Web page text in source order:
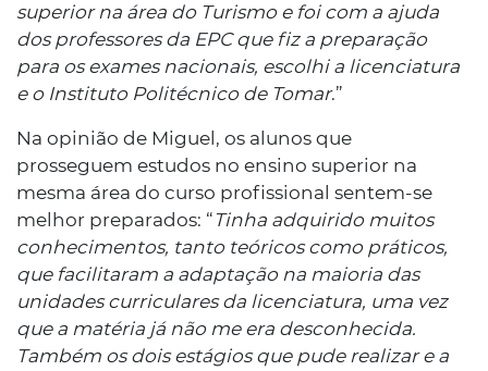
superior na área do Turismo e foi com a ajuda
dos professores da EPC que fiz a preparação
para os exames nacionais, escolhi a licenciatura
e o Instituto Politécnico de Tomar.”
Na opinião de Miguel, os alunos que
prosseguem estudos no ensino superior na
mesma área do curso profissional sentem-se
melhor preparados: “ Tinha adquirido muitos
conhecimentos, tanto teóricos como práticos,
que facilitaram a adaptação na maioria das
unidades curriculares da licenciatura, uma vez
que a matéria já não me era desconhecida.
Também os dois estágios que pude realizar e a